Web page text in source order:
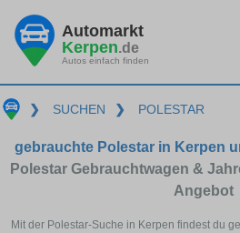
Automarkt
Kerpen.de
Autos einfach finden
❯ SUCHEN ❯ POLESTAR
gebrauchte Polestar in Kerpen
Polestar Gebrauchtwagen &
Angebot
Mit der Polestar-Suche in Kerpen findest du